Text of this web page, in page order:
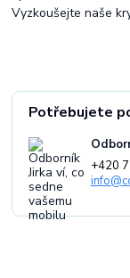
Potřebujete
+420
Vyzkoušejte naše